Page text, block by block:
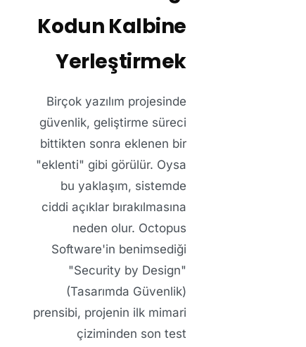
Kodun Kalbine
Yerleştirmek
Birçok yazılım projesinde
güvenlik, geliştirme süreci
bittikten sonra eklenen bir
"eklenti" gibi görülür. Oysa
bu yaklaşım, sistemde
ciddi açıklar bırakılmasına
neden olur. Octopus
Software'in benimsediği
"Security by Design"
(Tasarımda Güvenlik)
prensibi, projenin ilk mimari
çiziminden son test